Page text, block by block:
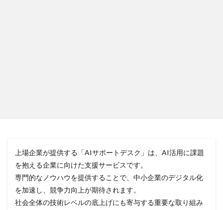
上場企業が提供する「AIサポートデスク」は、AI活用に課題
を抱える企業に向けた支援サービスです。
専門的なノウハウを提供することで、中小企業のデジタル化
を加速し、競争力向上が期待されます。
社会全体の技術レベルの底上げにも寄与する重要な取り組み